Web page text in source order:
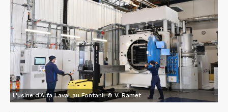
L'usine d'Alfa Laval au Fontanil © V. Ramet